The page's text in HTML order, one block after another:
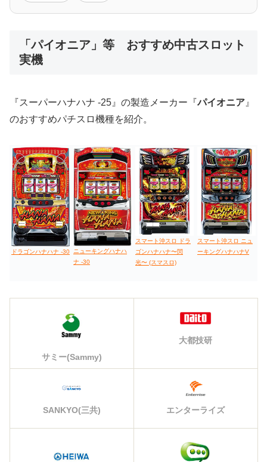
値下げ台
「パイオニア」等 おすすめ中古スロット
実機
『スーパーハナハナ ‐25』の製造メーカー『パイオニア 』
のおすすめパチスロ機種を紹介。
ドラゴンハナハナ -30
ニューキングハナハ
ナ -30
スマート沖スロ ドラ
ゴンハナハナ〜閃
光〜 (スマスロ)
スマート沖スロ ニュ
ーキングハナハナV
サミー(Sammy)
大都技研
SANKYO(三共) エンターライズ